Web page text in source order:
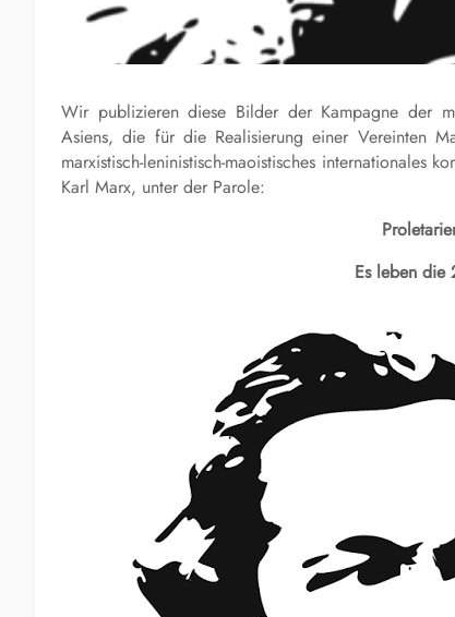
Wir publizieren diese Bilder der Kampagne der
Asiens, die für die Realisierung einer Vereinten
marxistisch-leninistisch-maoistisches internationales
Karl Marx, unter der Parole:
Es leben die